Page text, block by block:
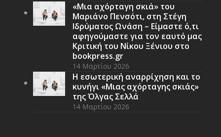
«Μια αχόρταγη σκιά» του
Μαριάνο Πενσότι, στη Στέγη
Ιδρύματος Ωνάση – Είμαστε ό,τι
αφηγούμαστε για τον εαυτό μας
Κριτική του Νίκου Ξένιου στο
bookpress.gr
14 Μαρτίου 2026
Η εσωτερική αναρρίχηση και το
κυνήγι «Μιας αχόρταγης σκιάς»
της Όλγας Σελλά
14 Μαρτίου 2026